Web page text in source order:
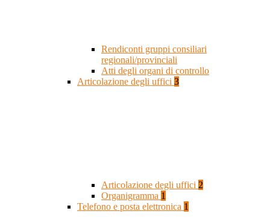
Rendiconti gruppi consiliari
regionali/provinciali
Atti degli organi di controllo
Articolazione degli uffici 3
Articolazione degli uffici 2
Organigramma 1
Telefono e posta elettronica 1